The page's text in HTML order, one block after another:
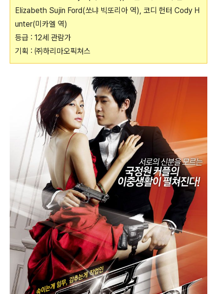
Elizabeth Sujin Ford(쏘냐 빅또리아 역), 코디 헌터 Cody H
unter(미카엘 역)
등급 : 12세 관람가
기획 : ㈜하리마오픽쳐스